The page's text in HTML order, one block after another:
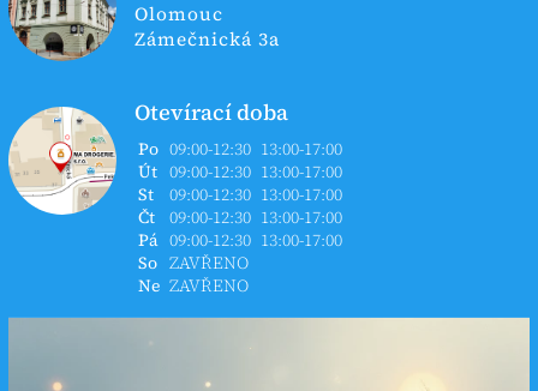
Olomouc
Zámečnická 3a
Otevírací doba
Po 09:00-12:30 13:00-17:00
Út 09:00-12:30 13:00-17:00
St
09:00-12:30 13:00-17:00
Čt 09:00-12:30 13:00-17:00
Pá 09:00-12:30 13:00-17:00
So ZAVŘENO
Ne ZAVŘENO